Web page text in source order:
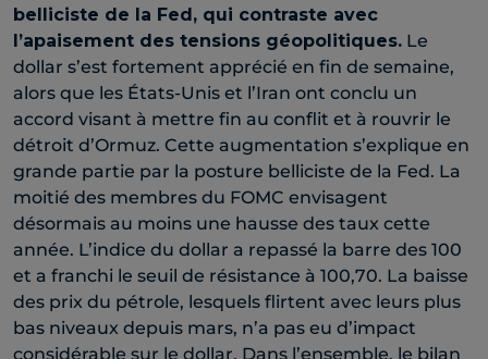
belliciste de la Fed, qui contraste avec
l’apaisement des tensions géopolitiques. Le
dollar s’est fortement apprécié en fin de semaine,
alors que les États-Unis et l’Iran ont conclu un
accord visant à mettre fin au conflit et à rouvrir le
détroit d’Ormuz. Cette augmentation s’explique en
grande partie par la posture belliciste de la Fed. La
moitié des membres du FOMC envisagent
désormais au moins une hausse des taux cette
année. L’indice du dollar a repassé la barre des 100
et a franchi le seuil de résistance à 100,70. La baisse
des prix du pétrole, lesquels flirtent avec leurs plus
bas niveaux depuis mars, n’a pas eu d’impact
considérable sur le dollar. Dans l’ensemble, le bilan